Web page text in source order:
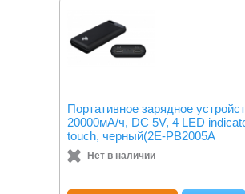
Портативное зарядное
20000мА/ч, DC 5V, 4 LED
touch, черный(2E-PB2005A
Нет в наличии